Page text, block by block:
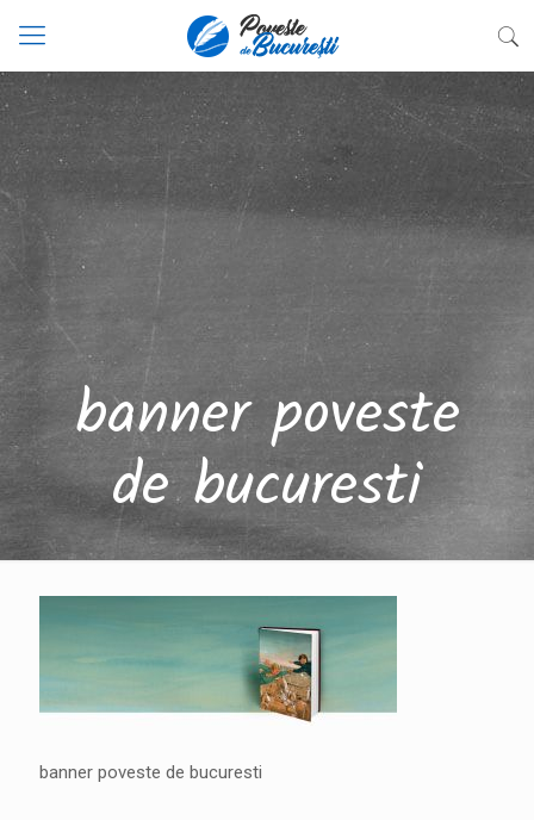
banner poveste
de bucuresti
banner poveste de bucuresti